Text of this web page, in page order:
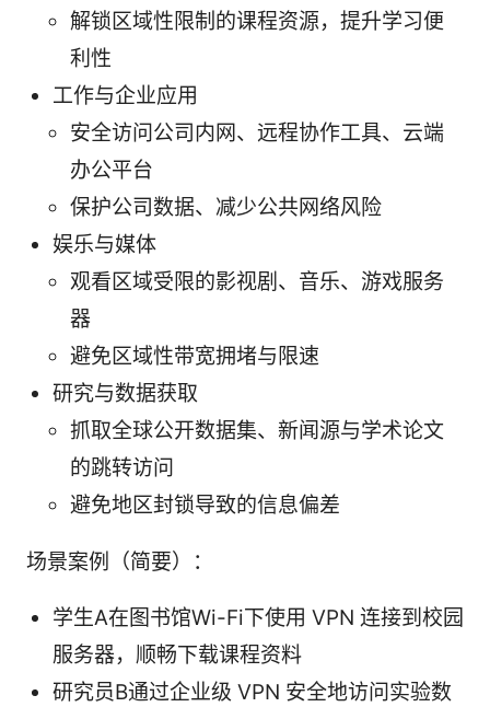
解锁区域性限制的课程资源，提升学习便
利性
工作与企业应用
安全访问公司内网、远程协作工具、云端
办公平台
保护公司数据、减少公共网络风险
娱乐与媒体
观看区域受限的影视剧、音乐、游戏服务
器
避免区域性带宽拥堵与限速
研究与数据获取
抓取全球公开数据集、新闻源与学术论文
的跳转访问
避免地区封锁导致的信息偏差
场景案例（简要）：
学生A在图书馆Wi-Fi下使用 VPN 连接到校园
服务器，顺畅下载课程资料
研究员B通过企业级 VPN 安全地访问实验数